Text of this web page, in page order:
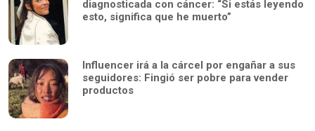
diagnosticada con cáncer: “Si estás leyendo
esto, significa que he muerto”
Influencer irá a la cárcel por engañar a sus
seguidores: Fingió ser pobre para vender
productos